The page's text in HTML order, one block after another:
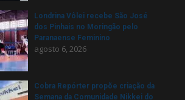
Londrina Vôlei recebe São José
dos Pinhais no Moringão pelo
Paranaense Feminino
agosto 6, 2026
Cobra Repórter propõe criação da
Semana da Comunidade Nikkei do